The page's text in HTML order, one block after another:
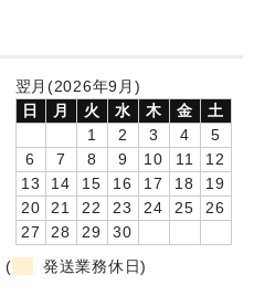
ク(集合)
ク(校歌)
翌月(2026年9月)
日
月 火 水 木 金
土
1
2 3 4
5
6
7 8 9 10 11
12
13
14 15 16 17 18
19
20
21 22 23 24 25
26
27
28 29
30
(
発送業務休日)